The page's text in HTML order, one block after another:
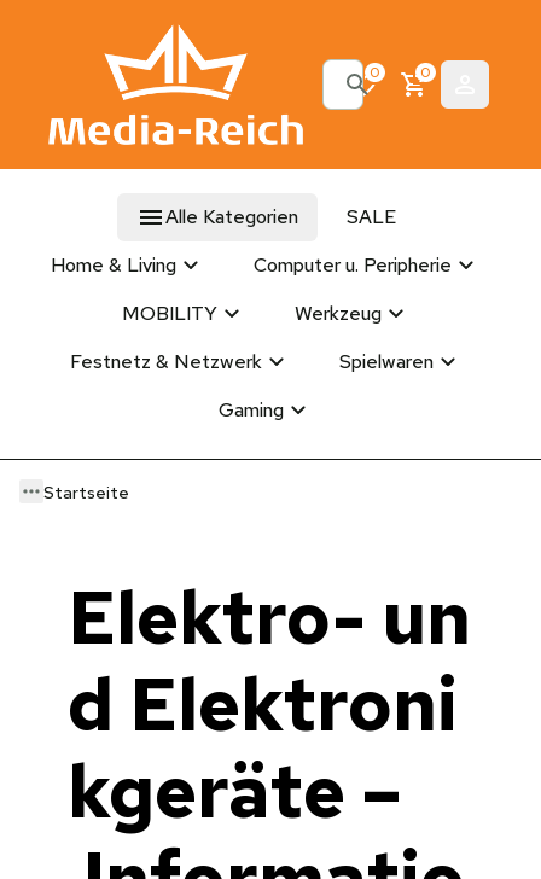
0 0
Alle Kategorien
SALE
Home & Living
Computer u. Peripherie
MOBILITY
Werkzeug
Festnetz & Netzwerk
Spielwaren
Gaming
Startseite
Elektro- un
d Elektroni
kgeräte –